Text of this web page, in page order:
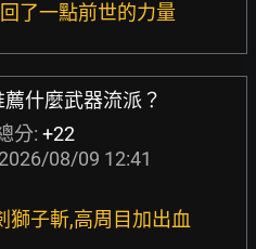
了一點前世的力量
什麼武器流派？
分: +22
2026/08/09 12:41
獅子斬,高周目加出血